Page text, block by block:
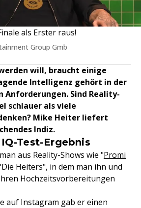
als Erster raus!
Group Gmb
will, braucht einige
Intelligenz gehört in der
Anforderungen. Sind Reality-
schlauer als viele
Mike Heiter liefert
Indiz.
Test-Ergebnis
aus Reality-Shows wie "Promi
Heiters", in dem man ihn und
Hochzeitsvorbereitungen
auf Instagram gab er einen